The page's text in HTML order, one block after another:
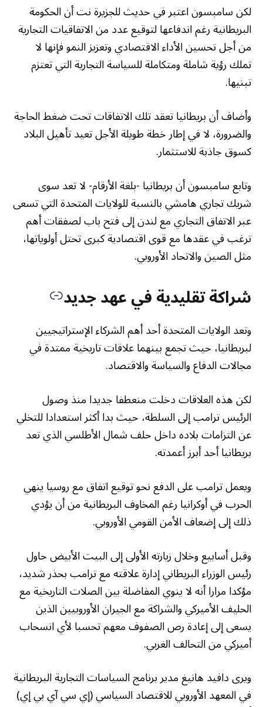
لكن سامبسون اعتبر في حديث للجزيرة نت أن الحكومة
البريطانية رغم اندفاعها لتوقيع عدد من الاتفاقيات التجارية
من أجل تحسين الأداء الاقتصادي وتعزيز النمو فإنها لا
تملك رؤية شاملة ومتكاملة للسياسة التجارية التي تعتزم
تبنيها.
وأضاف أن بريطانيا تعقد تلك الاتفاقات تحت ضغط الحاجة
والضرورة، لا في إطار خطة طويلة الأجل تعيد تأهيل البلاد
كسوق جاذبة للاستثمار.
وتابع سامبسون أن بريطانيا -بلغة الأرقام- لا تعد سوى
شريك تجاري هامشي بالنسبة للولايات المتحدة التي تسعى
عبر الاتفاق التجاري مع لندن إلى فتح باب لصفقات أهم
ترغب في عقدها مع قوى اقتصادية كبرى تحتل أولوياتها،
مثل الصين والاتحاد الأوروبي.
شراكة تقليدية في عهد جديد
وتعد الولايات المتحدة أحد أهم الشركاء الإستراتيجيين
لبريطانيا، حيث تجمع بينهما علاقات تاريخية ممتدة في
مجالات الدفاع والسياسة والاقتصاد.
لكن هذه العلاقات دخلت منعطفا جديدا منذ وصول
الرئيس ترامب إلى السلطة، حيث بدا أكثر استعدادا للتخلي
عن التزامات بلاده داخل حلف شمال الأطلسي الذي تعد
بريطانيا أحد أبرز أعمدته.
ويعمل ترامب على الدفع نحو توقيع اتفاق مع روسيا ينهي
الحرب في أوكرانيا رغم المخاوف البريطانية من أن يؤدي
ذلك إلى إضعاف الأمن القومي الأوروبي.
وقبل أسابيع وخلال زيارته الأولى إلى البيت الأبيض حاول
رئيس الوزراء البريطاني إدارة علاقته مع ترامب بحذر شديد،
مؤكدا مرارا أنه لا ينوي المفاضلة بين الصلات التاريخية مع
الحليف الأميركي والشراكة مع الجيران الأوروبيين الذين
يسعى إلى إعادة رص الصفوف معهم تحسبا لأي انسحاب
أميركي من التحالف الغربي.
ويرى دافيد هانيغ مدير برنامج السياسات التجارية البريطانية
في المعهد الأوروبي للاقتصاد السياسي (إي سي آي بي إي)